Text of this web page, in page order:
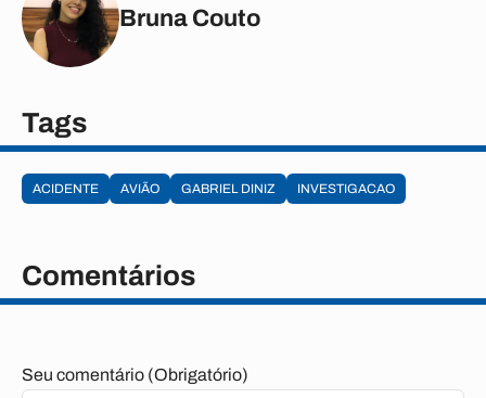
Bruna Couto
Tags
ACIDENTE AVIÃO GABRIEL DINIZ INVESTIGACAO
Comentários
Seu comentário (Obrigatório)